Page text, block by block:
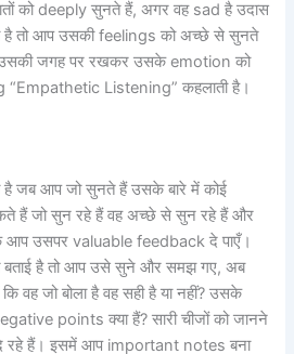
को deeply सुनते हैं, अगर वह sad है उदास
है तो आप उसकी feelings को अच्छे से सुनते
जगह पर रखकर उसके emotion को
“Empathetic Listening” कहलाती है।
है जब आप जो सुनते हैं उसके बारे में कोई
हैं जो सुन रहे हैं वह अच्छे से सुन रहे हैं और
आप उसपर valuable feedback दे पाएँ।
बताई है तो आप उसे सुने और समझ गए, अब
वह जो बोला है वह सही है या नहीं? उसके
points क्या हैं? सारी चीजों को जानने
रहे हैं। इसमें आप important notes बना